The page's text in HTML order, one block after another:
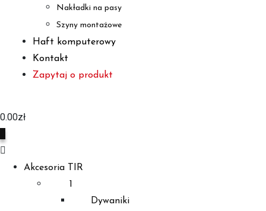
Nakładki na pasy
Szyny montażowe
Haft komputerowy
Kontakt
Zapytaj o produkt
0.00zł
Akcesoria TIR
1
Dywaniki